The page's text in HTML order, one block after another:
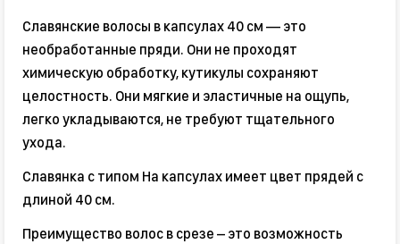
Славянские волосы в капсулах 40 см — это
необработанные пряди. Они не проходят
химическую обработку, кутикулы сохраняют
целостность. Они мягкие и эластичные на ощупь,
легко укладываются, не требуют тщательного
ухода.
Славянка с типом На капсулах имеет цвет прядей с
длиной 40 см.
Преимущество волос в срезе – это возможность